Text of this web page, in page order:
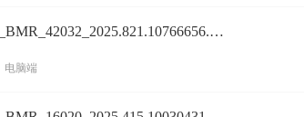
Surface Pro 8镜像SurfacePro8_BMR_42032_2025.821.10766656.zip网盘下载
电脑端